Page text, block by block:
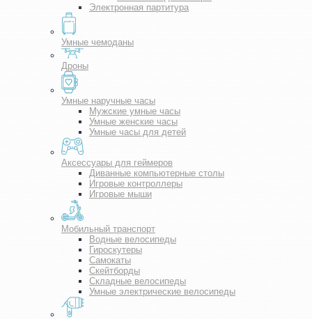
Электронная партитура
Умные чемоданы
Дроны
Умные наручные часы
Мужские умные часы
Умные женские часы
Умные часы для детей
Аксессуары для геймеров
Диванные компьютерные столы
Игровые контроллеры
Игровые мыши
Мобильный транспорт
Водные велосипеды
Гироскутеры
Самокаты
Скейтборды
Складные велосипеды
Умные электрические велосипеды